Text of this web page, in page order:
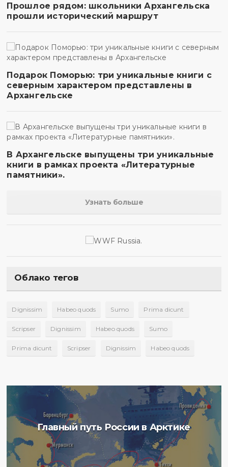
Прошлое рядом: школьники Архангельска
прошли исторический маршрут
Подарок Поморью: три уникальные книги с
северным характером представлены в
Архангельске
В Архангельске выпущены три уникальные
книги в рамках проекта «Литературные
памятники».
Узнать больше
Облако тегов
Dignissim Habeo quods Sumo Prima dicunt
Scripser Dignissim Habeo quods Sumo
Prima dicunt Scripser Dignissim Habeo quods
Главный путь России в Арктике